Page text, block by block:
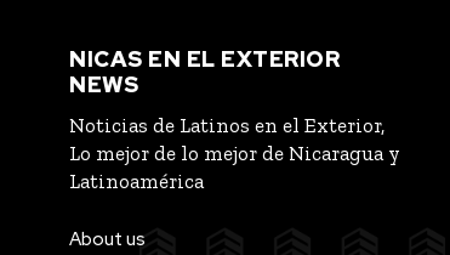
NICAS EN EL EXTERIOR
NEWS
Noticias de Latinos en el Exterior,
Lo mejor de lo mejor de Nicaragua y
Latinoamérica
About us